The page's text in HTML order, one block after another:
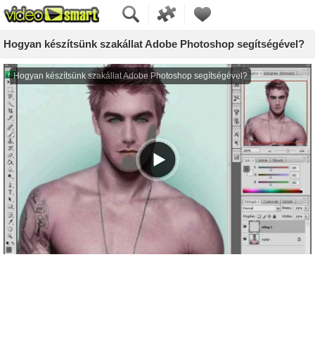
Hogyan készítsünk szakállat Adobe Photoshop segítségével?